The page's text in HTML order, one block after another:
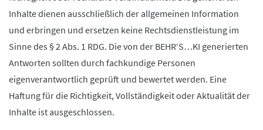
Inhalte dienen ausschließlich der allgemeinen Information
und erbringen und ersetzen keine Rechtsdienstleistung im
Sinne des § 2 Abs. 1 RDG. Die von der BEHR‘S…KI generierten
Antworten sollten durch fachkundige Personen
eigenverantwortlich geprüft und bewertet werden. Eine
Haftung für die Richtigkeit, Vollständigkeit oder Aktualität der
Inhalte ist ausgeschlossen.